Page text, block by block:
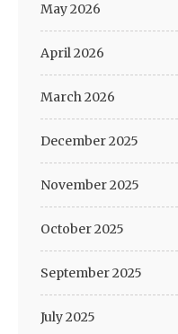
May 2026
April 2026
March 2026
December 2025
November 2025
October 2025
September 2025
July 2025